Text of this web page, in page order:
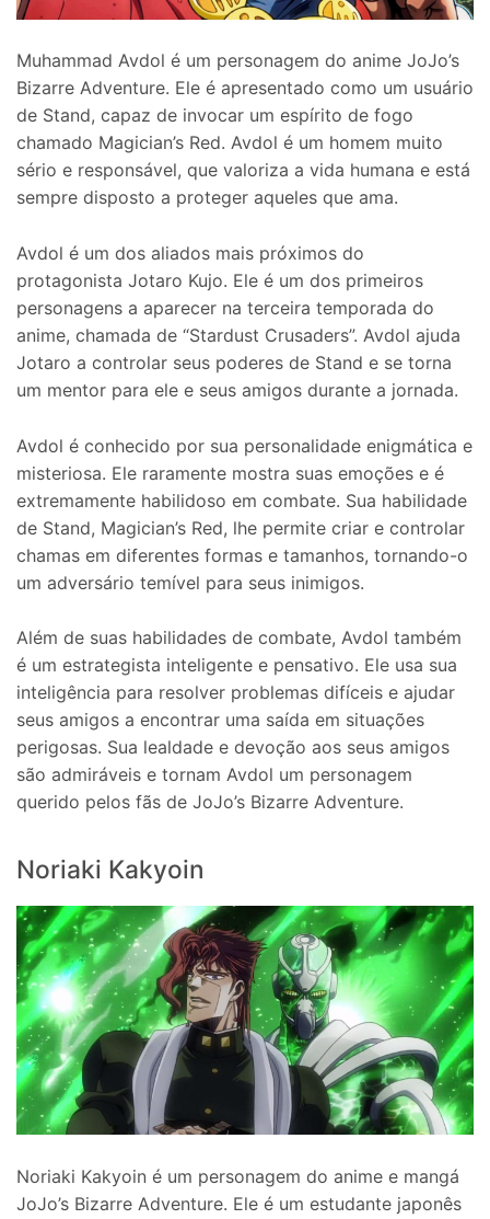
Muhammad Avdol é um personagem do anime JoJo’s
Bizarre Adventure. Ele é apresentado como um usuário
de Stand, capaz de invocar um espírito de fogo
chamado Magician’s Red. Avdol é um homem muito
sério e responsável, que valoriza a vida humana e está
sempre disposto a proteger aqueles que ama.
Avdol é um dos aliados mais próximos do
protagonista Jotaro Kujo. Ele é um dos primeiros
personagens a aparecer na terceira temporada do
anime, chamada de “Stardust Crusaders”. Avdol ajuda
Jotaro a controlar seus poderes de Stand e se torna
um mentor para ele e seus amigos durante a jornada.
Avdol é conhecido por sua personalidade enigmática e
misteriosa. Ele raramente mostra suas emoções e é
extremamente habilidoso em combate. Sua habilidade
de Stand, Magician’s Red, lhe permite criar e controlar
chamas em diferentes formas e tamanhos, tornando-o
um adversário temível para seus inimigos.
Além de suas habilidades de combate, Avdol também
é um estrategista inteligente e pensativo. Ele usa sua
inteligência para resolver problemas difíceis e ajudar
seus amigos a encontrar uma saída em situações
perigosas. Sua lealdade e devoção aos seus amigos
são admiráveis e tornam Avdol um personagem
querido pelos fãs de JoJo’s Bizarre Adventure.
Noriaki Kakyoin
Noriaki Kakyoin é um personagem do anime e mangá
JoJo’s Bizarre Adventure. Ele é um estudante japonês